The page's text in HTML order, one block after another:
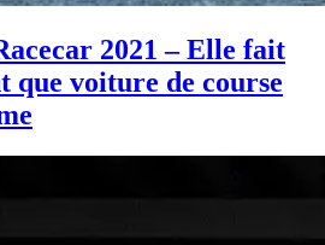
2021 – Elle fait
que voiture de course